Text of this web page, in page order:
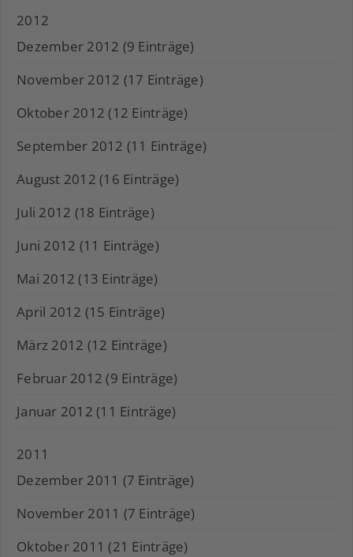
2012
Dezember 2012 (9 Einträge)
November 2012 (17 Einträge)
Oktober 2012 (12 Einträge)
September 2012 (11 Einträge)
August 2012 (16 Einträge)
Juli 2012 (18 Einträge)
Juni 2012 (11 Einträge)
Mai 2012 (13 Einträge)
April 2012 (15 Einträge)
März 2012 (12 Einträge)
Februar 2012 (9 Einträge)
Januar 2012 (11 Einträge)
2011
Dezember 2011 (7 Einträge)
November 2011 (7 Einträge)
Oktober 2011 (21 Einträge)